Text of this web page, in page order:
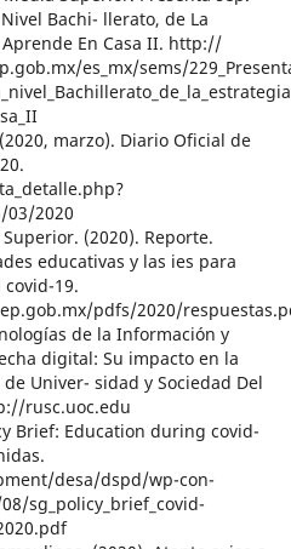
Bachi- llerato, de La
En Casa II. http://
es_mx/sems/
marzo). Diario Oficial de
03/2020
(2020). Reporte.
educativas y las ies para
19.
pdfs/2020/
de la Información y
digital: Su impacto en la
Univer- sidad y Sociedad Del
rusc.uoc.edu
Brief: Education during covid-
desa/dspd/wp-con-
sg_policy_brief_covid-